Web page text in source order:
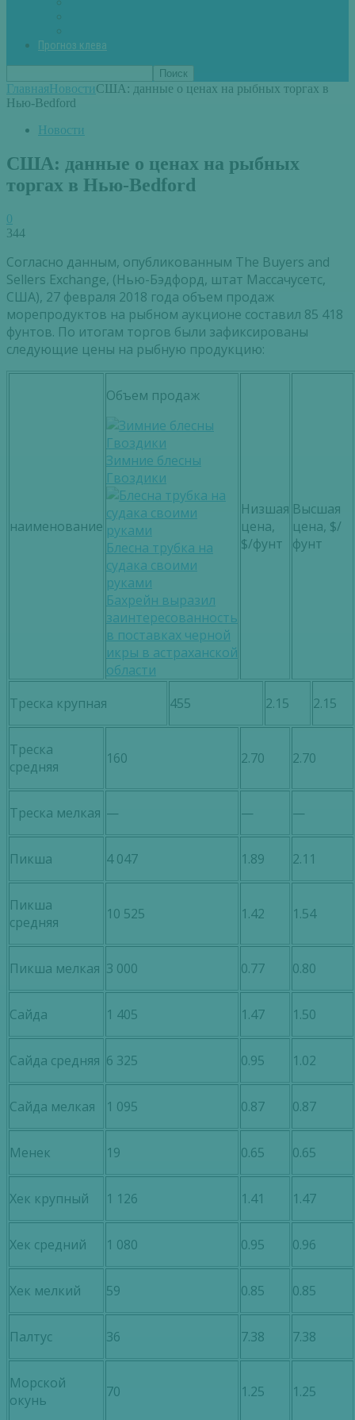
Прогноз клева
ГлавнаяНовостиСША: данные о ценах на рыбных торгах в
Нью-Bedford
Новости
США: данные о ценах на рыбных
торгах в Нью-Bedford
0
344
Согласно данным, опубликованным The Buyers and
Sellers Exchange, (Нью-Бэдфорд, штат Массачусетс,
США), 27 февраля 2018 года объем продаж
морепродуктов на рыбном аукционе составил 85 418
фунтов. По итогам торгов были зафиксированы
следующие цены на рыбную продукцию:
наименование
Объем продаж
Зимние блесны
Гвоздики
Блесна трубка на
судака своими
руками
Бахрейн выразил
заинтересованность
в поставках черной
икры в астраханской
области
Низшая
цена,
$/фунт
Высшая
цена, $/
фунт
Треска крупная 455 2.15 2.15
Треска
средняя
160 2.70 2.70
Треска мелкая — — —
Пикша 4 047 1.89 2.11
Пикша
средняя
10 525 1.42 1.54
Пикша мелкая 3 000 0.77 0.80
Сайда 1 405 1.47 1.50
Сайда средняя 6 325 0.95 1.02
Сайда мелкая 1 095 0.87 0.87
Менек 19 0.65 0.65
Хек крупный 1 126 1.41 1.47
Хек средний 1 080 0.95 0.96
Хек мелкий 59 0.85 0.85
Палтус 36 7.38 7.38
Морской
окунь
70 1.25 1.25